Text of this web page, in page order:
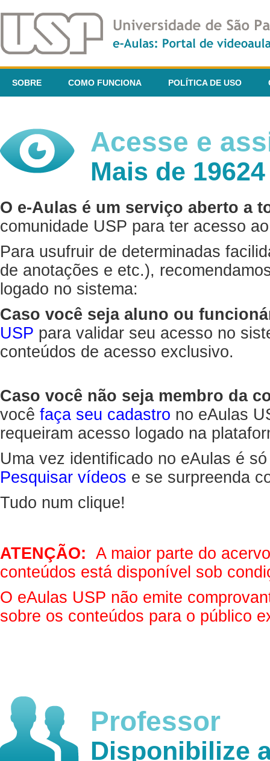
SOBRE COMO FUNCIONA POLÍTICA DE USO
Acesse e
Mais de
O e-Aulas é um serviço aberto a
comunidade USP para ter acesso
Para usufruir de determinadas
de anotações e etc.),
logado no sistema:
Caso você seja aluno ou
USP para validar seu acesso no
conteúdos de acesso exclusivo.
Caso você não seja membro da
você faça seu cadastro no eAulas
requeiram acesso logado na
Uma vez identificado no eAulas é
Pesquisar vídeos e se surpreenda
Tudo num clique!
ATENÇÃO: A maior parte do
conteúdos está disponível sob
O eAulas USP não emite
sobre os conteúdos para o público
Professor
Disponibilize